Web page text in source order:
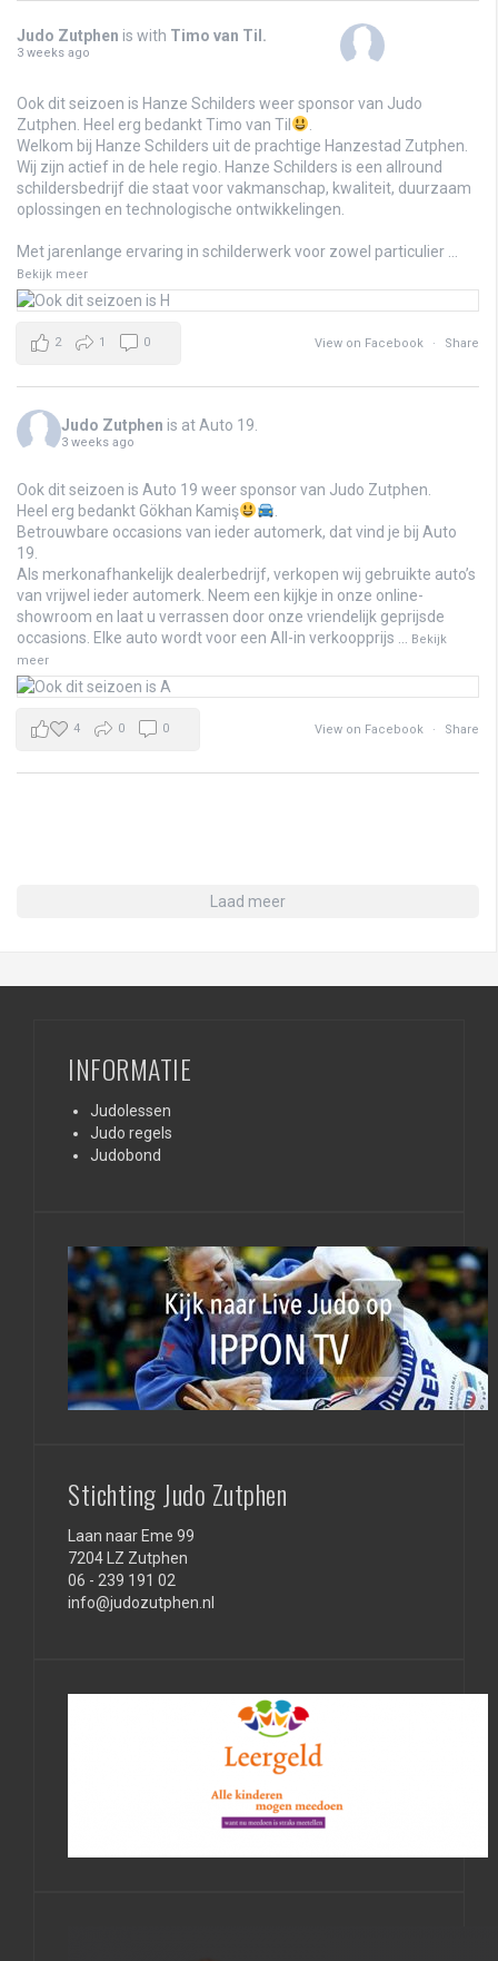
Judo Zutphen is with Timo van Til.
3 weeks ago
Ook dit seizoen is Hanze Schilders weer sponsor van Judo
Zutphen. Heel erg bedankt Timo van Til
Welkom bij Hanze Schilders uit de prachtige Hanzestad Zutphen.
Wij zijn actief in de hele regio. Hanze Schilders is een allround
schildersbedrijf die staat voor vakmanschap, kwaliteit, duurzaam
oplossingen en technologische ontwikkelingen.
Met jarenlange ervaring in schilderwerk voor zowel particulier
Bekijk meer
View on Facebook · Share
2 1 0
Judo Zutphen is at Auto 19.
3 weeks ago
Ook dit seizoen is Auto 19 weer sponsor van Judo Zutphen.
Heel erg bedankt Gökhan Kamiş
Betrouwbare occasions van ieder automerk, dat vind je bij Auto
19.
Als merkonafhankelijk dealerbedrijf, verkopen wij gebruikte auto’s
van vrijwel ieder automerk. Neem een kijkje in onze online-
showroom en laat u verrassen door onze vriendelijk geprijsde
occasions. Elke auto wordt voor een All-in verkoopprijs
Bekijk
meer
View on Facebook · Share
4 0 0
Laad meer
INFORMATIE
Judolessen
Judo regels
Judobond
Stichting Judo Zutphen
Laan naar Eme 99
7204 LZ Zutphen
06 - 239 191 02
info@judozutphen.nl